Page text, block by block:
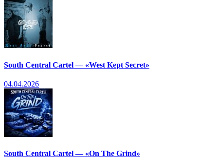
South Central Cartel — «West Kept Secret»
04.04.2026
South Central Cartel — «On The Grind»